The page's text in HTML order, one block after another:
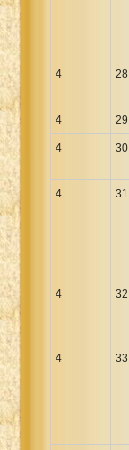
4 28
4 29
4 30
4 31
4 32
4 33